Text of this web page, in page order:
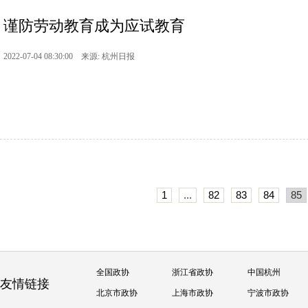
谨防劳动教育成为应试教育
2022-07-04 08:30:00 来源: 杭州日报
1 ... 82 83 84 85
友情链接
全国政协 浙江省政协 中国杭州
北京市政协 上海市政协 宁波市政协